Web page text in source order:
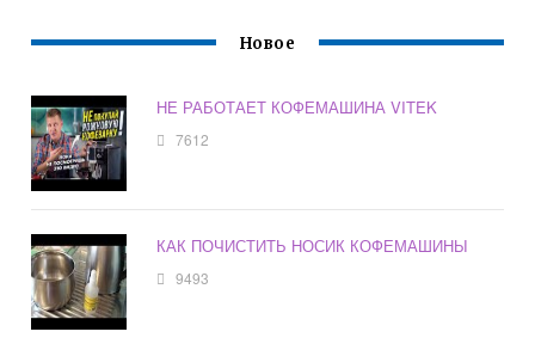
Новое
НЕ РАБОТАЕТ КОФЕМАШИНА VITEK
7612
КАК ПОЧИСТИТЬ НОСИК КОФЕМАШИНЫ
9493